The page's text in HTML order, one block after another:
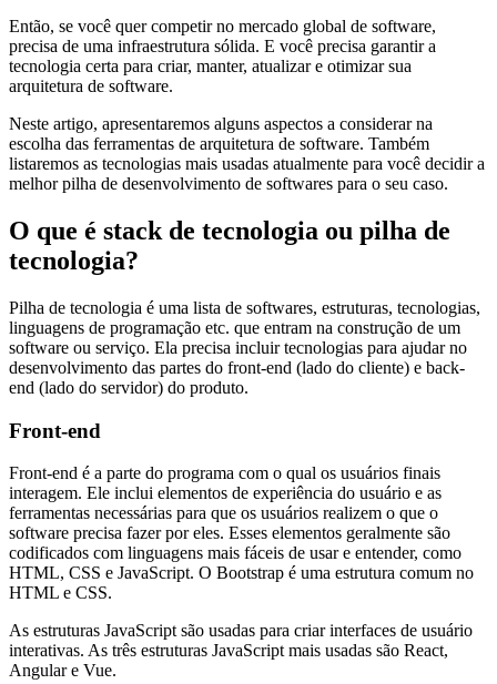
Então, se você quer competir no mercado global de software,
precisa de uma infraestrutura sólida. E você precisa garantir a
tecnologia certa para criar, manter, atualizar e otimizar sua
arquitetura de software.
Neste artigo, apresentaremos alguns aspectos a considerar na
escolha das ferramentas de arquitetura de software. Também
listaremos as tecnologias mais usadas atualmente para você decidir a
melhor pilha de desenvolvimento de softwares para o seu caso.
O que é stack de tecnologia ou pilha de
tecnologia?
Pilha de tecnologia é uma lista de softwares, estruturas, tecnologias,
linguagens de programação etc. que entram na construção de um
software ou serviço. Ela precisa incluir tecnologias para ajudar no
desenvolvimento das partes do front-end (lado do cliente) e back-
end (lado do servidor) do produto.
Front-end
Front-end é a parte do programa com o qual os usuários finais
interagem. Ele inclui elementos de experiência do usuário e as
ferramentas necessárias para que os usuários realizem o que o
software precisa fazer por eles. Esses elementos geralmente são
codificados com linguagens mais fáceis de usar e entender, como
HTML, CSS e JavaScript. O Bootstrap é uma estrutura comum no
HTML e CSS.
As estruturas JavaScript são usadas para criar interfaces de usuário
interativas. As três estruturas JavaScript mais usadas são React,
Angular e Vue.